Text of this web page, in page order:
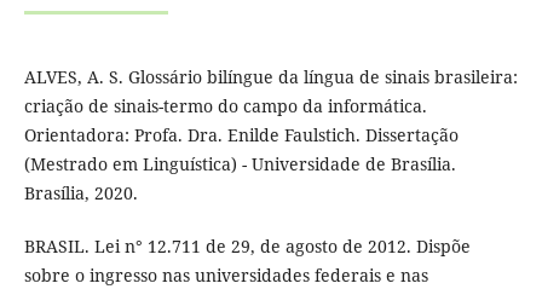
ALVES, A. S. Glossário bilíngue da língua de sinais brasileira:
criação de sinais-termo do campo da informática.
Orientadora: Profa. Dra. Enilde Faulstich. Dissertação
(Mestrado em Linguística) - Universidade de Brasília.
Brasília, 2020.
BRASIL. Lei n° 12.711 de 29, de agosto de 2012. Dispõe
sobre o ingresso nas universidades federais e nas